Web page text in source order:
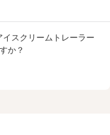
スクリームトレーラー
か？